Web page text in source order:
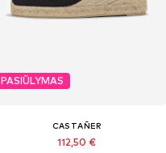
PASIŪLYMAS
CASTAÑER
112,50 €